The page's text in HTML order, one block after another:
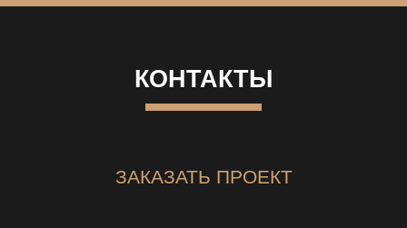
КОНТАКТЫ
ЗАКАЗАТЬ ПРОЕКТ